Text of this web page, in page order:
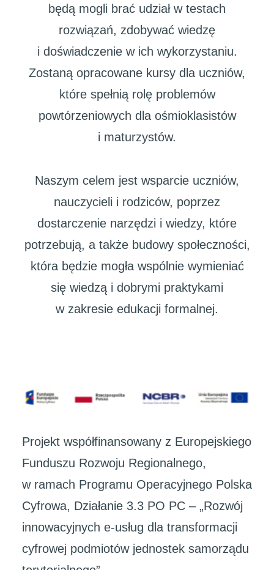
będą mogli brać udział w testach
rozwiązań, zdobywać wiedzę
i doświadczenie w ich wykorzystaniu.
Zostaną opracowane kursy dla uczniów,
które spełnią rolę problemów
powtórzeniowych dla ośmioklasistów
i maturzystów.
Naszym celem jest wsparcie uczniów,
nauczycieli i rodziców, poprzez
dostarczenie narzędzi i wiedzy, które
potrzebują, a także budowy społeczności,
która będzie mogła wspólnie wymieniać
się wiedzą i dobrymi praktykami
w zakresie edukacji formalnej.
Projekt współfinansowany z Europejskiego
Funduszu Rozwoju Regionalnego,
w ramach Programu Operacyjnego Polska
Cyfrowa, Działanie 3.3 PO PC – „Rozwój
innowacyjnych e-usług dla transformacji
cyfrowej podmiotów jednostek samorządu